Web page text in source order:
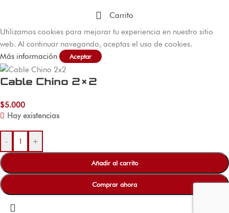
Carrito
Utilizamos cookies para mejorar tu experiencia en nuestro sitio
web. Al continuar navegando, aceptas el uso de cookies.
Más información
Aceptar
Cable Chino 2×2
$5.000
Hay existencias
- +
Añadir al carrito
Comprar ahora